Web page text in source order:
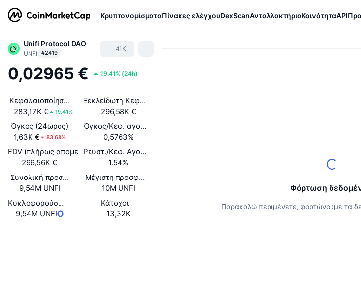
ΚρυπτονομίσματαΠίνακες ελέγχουDexScanΑνταλλακτήριαΚοινότηταAPI
Unifi Protocol DAO
UNFI #2419
41K
0,02965 € 19.41% (24h)
Κεφαλαιοποίηση αγοράς
283,17K €
19.41%
Ξεκλείδωτη Κεφαλαιοποίηση Αγοράς
296,58K €
Όγκος (24ωρος)
1,63K €
83.68%
Όγκος/Κεφ. αγοράς (24ώ)
0,5763%
FDV (πλήρως απομειωμένη αξία)
296,56K €
Ρευστ./Κεφ. Αγοράς
1.54%
Συνολική προσφορά
9,54M UNFI
Μέγιστη προσφορά
10M UNFI
Κυκλοφορούσα Προσφορά
9,54M UNFI
Κάτοχοι
13,32K
Φόρτωση
Παρακαλώ περιμένετε, φορτώνουμε τα